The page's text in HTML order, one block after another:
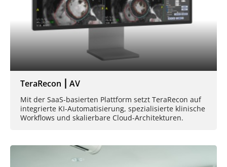
TeraRecon ⎮ AV
Mit der SaaS-basierten Plattform setzt TeraRecon auf
integrierte KI-Automatisierung, spezialisierte klinische
Workflows und skalierbare Cloud-Architekturen.